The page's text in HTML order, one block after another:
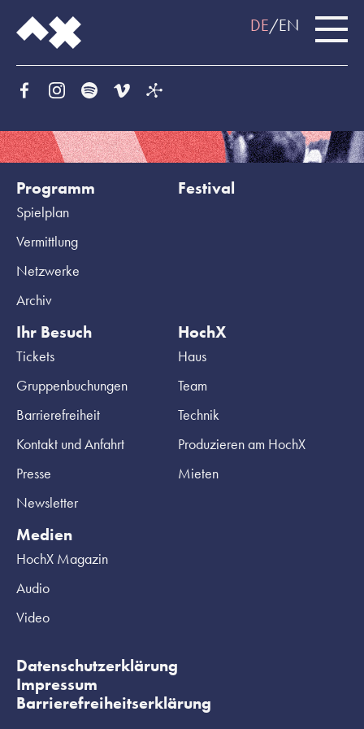
DE EN
Programm
Spielplan
Vermittlung
Netzwerke
Archiv
Festival
Ihr Besuch
Tickets
Gruppenbuchungen
Barrierefreiheit
Kontakt und Anfahrt
Presse
Newsletter
HochX
Haus
Team
Technik
Produzieren am HochX
Mieten
Medien
HochX Magazin
Audio
Video
Datenschutzerklärung
Impressum
Barrierefreiheitserklärung